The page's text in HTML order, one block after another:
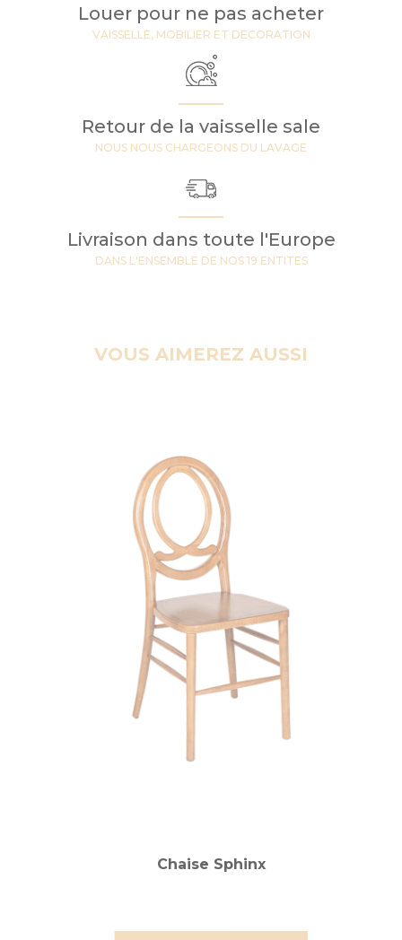
Louer pour ne pas acheter
VAISSELLE, MOBILIER ET DECORATION
Retour de la vaisselle sale
NOUS NOUS CHARGEONS DU LAVAGE
Livraison dans toute l'Europe
DANS L'ENSEMBLE DE NOS 19 ENTITES
VOUS AIMEREZ AUSSI
Chaise Sphinx